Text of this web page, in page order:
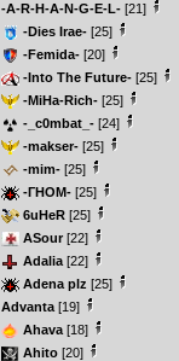
-A-R-H-A-N-G-E-L- [21]
-Dies Irae- [25]
-Femida- [20]
-Into The Future- [25]
-MiHa-Rich- [25]
-_c0mbat_- [24]
-makser- [25]
-mim- [25]
-ГНОМ- [25]
6uHeR [25]
ASour [22]
Adalia [22]
Adena plz [25]
Advanta [19]
Ahava [18]
Ahito [20]